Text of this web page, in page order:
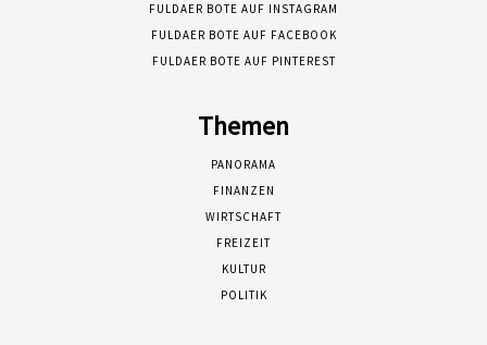
FULDAER BOTE AUF INSTAGRAM
FULDAER BOTE AUF FACEBOOK
FULDAER BOTE AUF PINTEREST
Themen
PANORAMA
FINANZEN
WIRTSCHAFT
FREIZEIT
KULTUR
POLITIK